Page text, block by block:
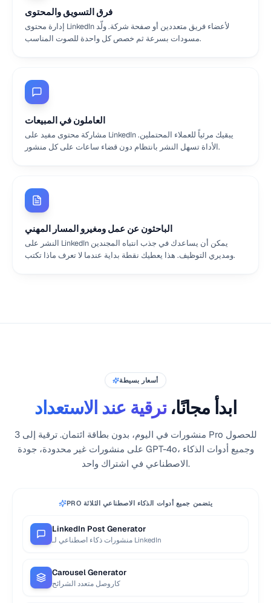
فرق التسويق والمحتوى
إدارة محتوى LinkedIn لأعضاء فريق متعددين أو صفحة شركة. ولّد
مسودات بسرعة ثم خصص كل واحدة للصوت المناسب.
العاملون في المبيعات
مشاركة محتوى مفيد على LinkedIn يبقيك مرئياً للعملاء المحتملين.
الأداة تسهل النشر بانتظام دون قضاء ساعات على كل منشور.
الباحثون عن عمل ومغيرو المسار المهني
النشر على LinkedIn يمكن أن يساعدك في جذب انتباه المجندين
ومديري التوظيف. هذا يعطيك نقطة بداية عندما لا تعرف ماذا تكتب.
أسعار بسيطة
ابدأ مجانًا، ترقية عند الاستعداد
3 منشورات في اليوم، بدون بطاقة ائتمان. ترقية إلى Pro للحصول
على منشورات غير محدودة، جودة GPT-4o، وجميع أدوات الذكاء
الاصطناعي في اشتراك واحد.
PRO يتضمن جميع أدوات الذكاء الاصطناعي الثلاثة
LinkedIn Post Generator
منشورات ذكاء اصطناعي لـ LinkedIn
Carousel Generator
كاروصل متعدد الشرائح